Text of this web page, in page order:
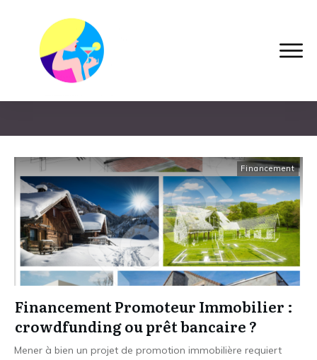
Financement
Financement Promoteur Immobilier :
crowdfunding ou prêt bancaire ?
Mener à bien un projet de promotion immobilière requiert